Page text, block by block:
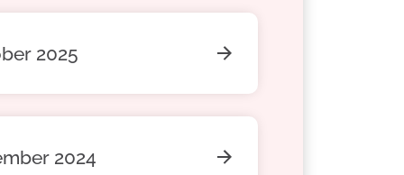
2025
2024